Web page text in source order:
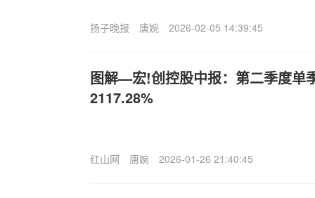
扬子晚报 唐婉 2026-02-05 14:39:45
图解—宏!创控股中报：第二季度单
2117.28%
红山网 唐婉 2026-01-26 21:40:45